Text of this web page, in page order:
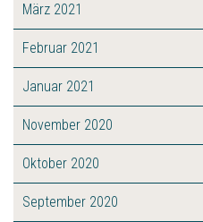
März 2021
Februar 2021
Januar 2021
November 2020
Oktober 2020
September 2020